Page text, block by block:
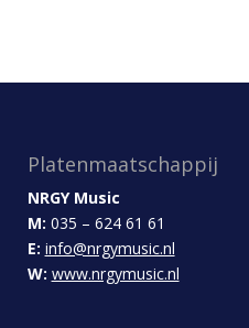
Platenmaatschappij
NRGY Music
M: 035 – 624 61 61
E: info@nrgymusic.nl
W: www.nrgymusic.nl